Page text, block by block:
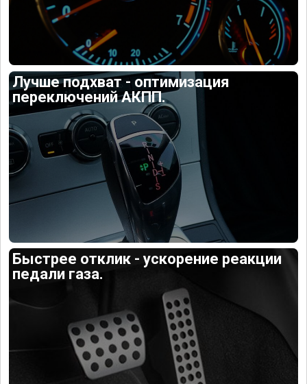
Лучше подхват - оптимизация
переключений АКПП.
Быстрее отклик - ускорение реакции
педали газа.